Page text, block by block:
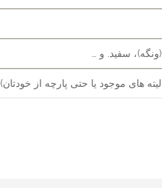
سفید. و …
های موجود یا حتی پارچه از خودتان)